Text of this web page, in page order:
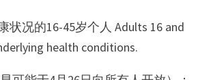
状况的16-45岁个人 Adults 16 and
health conditions.